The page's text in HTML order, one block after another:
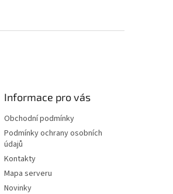
Informace pro vás
Obchodní podmínky
Podmínky ochrany osobních
údajů
Kontakty
Mapa serveru
Novinky